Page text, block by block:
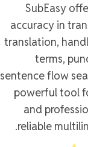
SubEasy
accuracy in
translation,
terms,
sentence flow
powerful tool
and
reliable